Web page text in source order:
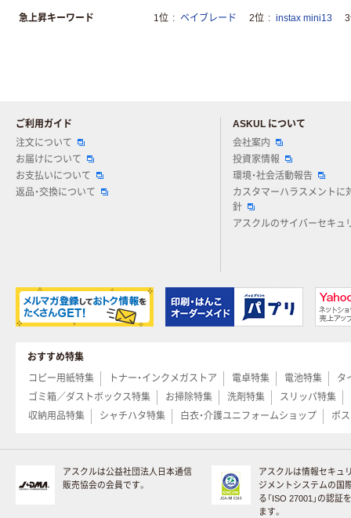
急上昇キーワード 1位 ベイブレード 2位 instax mini13
ご利用ガイド
注文について
お届けについて
お支払いについて
返品・交換について
ASKUL について
会社案内
投資家情報
環境・社会活動報告
カスタマーハラスメントに
針
アスクルのサイバーセキュ
おすすめ特集
コピー用紙特集
トナー・インクメガストア 電卓特集 電池特集
タ
ゴミ箱／ダストボックス特集
お掃除特集 洗剤特集
スリッパ特集
収納用品特集
シャチハタ特集 白衣・介護ユニフォームショップ ポ
アスクルは公益社団法人日本通信
販売協会の会員です。
アスクルは情報セキュ
ジメントシステムの国
る「ISO 27001」の認証
ます。